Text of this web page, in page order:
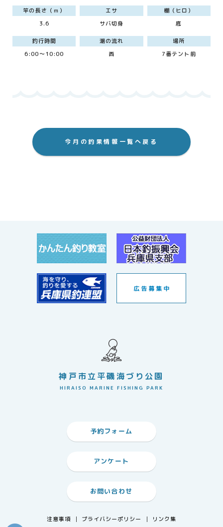
竿の長さ（ｍ）
3.6
エサ
サバ切身
棚（ヒロ）
底
釣行時間
6:00～10:00
潮の流れ
西
場所
7番テント前
今月の釣果情報一覧へ戻る
神戸市立平磯海づり公園
HIRAISO MARINE FISHING PARK
予約フォーム
アンケート
お問い合わせ
注意事項 プライバシーポリシー リンク集